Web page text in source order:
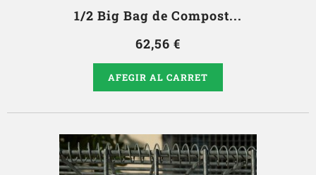
1/2 Big Bag de Compost...
62,56 €
AFEGIR AL CARRET